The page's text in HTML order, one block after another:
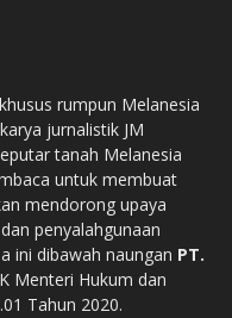
rumpun Melanesia
jurnalistik JM
tanah Melanesia
untuk membuat
mendorong upaya
penyalahgunaan
ini dibawah naungan PT.
Menteri Hukum dan
Tahun 2020.